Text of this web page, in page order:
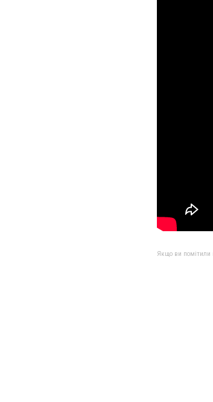
Якщо ви помітили